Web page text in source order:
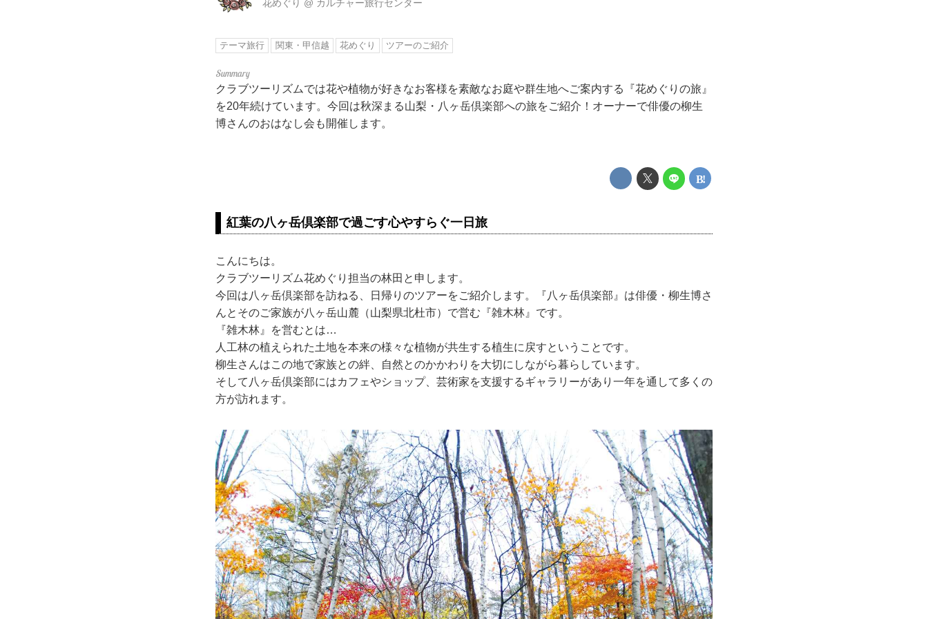
花めぐり @ カルチャー旅行センター
テーマ旅行 関東・甲信越 花めぐり ツアーのご紹介
クラブツーリズムでは花や植物が好きなお客様を素敵なお庭や群生地へご案内する『花めぐりの旅』
を20年続けています。今回は秋深まる山梨・八ヶ岳倶楽部への旅をご紹介！オーナーで俳優の柳生
博さんのおはなし会も開催します。
紅葉の八ヶ岳倶楽部で過ごす心やすらぐ一日旅
こんにちは。
クラブツーリズム花めぐり担当の林田と申します。
今回は八ヶ岳倶楽部を訪ねる、日帰りのツアーをご紹介します。『八ヶ岳倶楽部』は俳優・柳生博さ
んとそのご家族が八ヶ岳山麓（山梨県北杜市）で営む『雑木林』です。
『雑木林』を営むとは…
人工林の植えられた土地を本来の様々な植物が共生する植生に戻すということです。
柳生さんはこの地で家族との絆、自然とのかかわりを大切にしながら暮らしています。
そして八ヶ岳倶楽部にはカフェやショップ、芸術家を支援するギャラリーがあり一年を通して多くの
方が訪れます。